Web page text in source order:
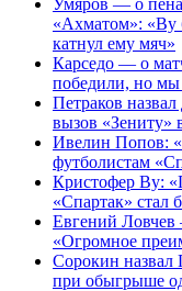
«Ахматом»: «Ву
катнул ему мяч»
Карседо — о
победили, но мы
Петраков
вызов «Зениту»
Ивелин Попов:
футболистам
Кристофер Ву:
«Спартак» стал
Евгений Ловчев
«Огромное
Сорокин
при обыгрыше